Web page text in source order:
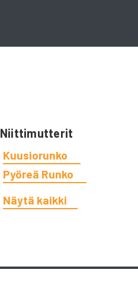
Niittimutterit
Kuusiorunko
Pyöreä Runko
Näytä kaikki